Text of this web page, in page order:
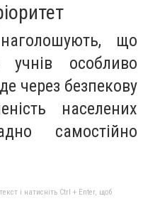
що
учнів особливо
через безпекову
населених
самостійно
і натисніть Ctrl + Enter, щоб